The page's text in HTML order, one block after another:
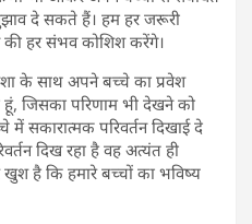
दे सकते हैं। हम हर जरूरी
हर संभव कोशिश करेंगे।
के साथ अपने बच्चे का प्रवेश
जिसका परिणाम भी देखने को
में सकारात्मक परिवर्तन दिखाई दे
दिख रहा है वह अत्यंत ही
है कि हमारे बच्चों का भविष्य